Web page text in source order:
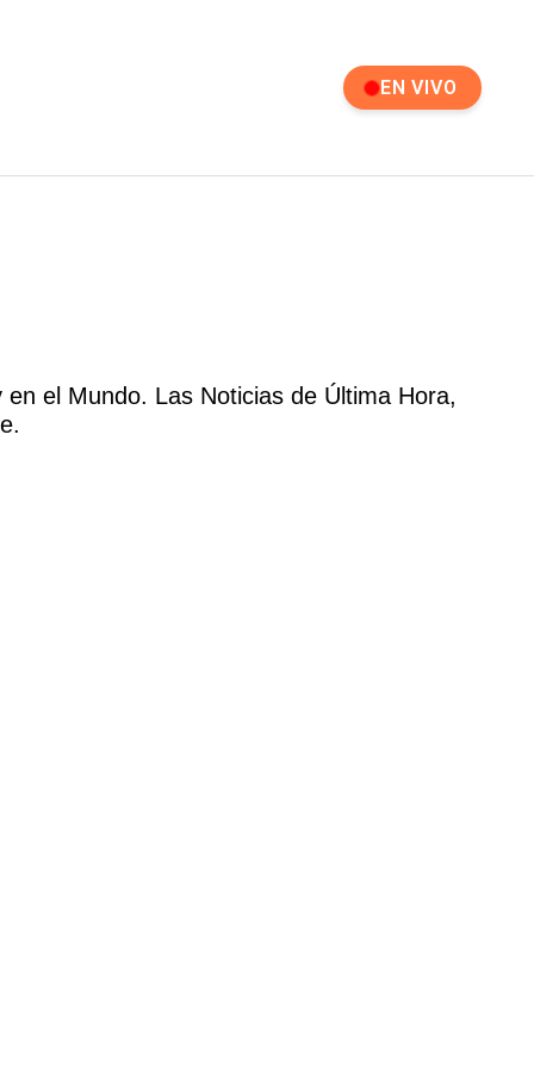
EN VIVO
el Mundo. Las Noticias de Última Hora,